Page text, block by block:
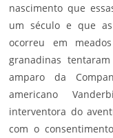
nascimento que
um século e que
ocorreu em
granadinas
amparo da
americano
interventora do
com o